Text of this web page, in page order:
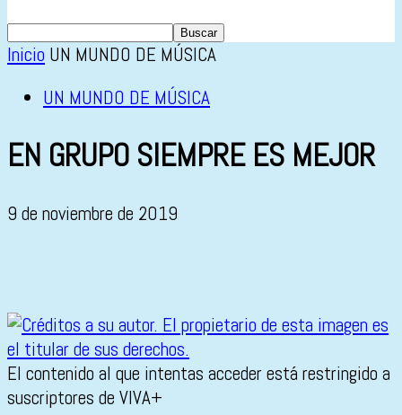
Inicio UN MUNDO DE MÚSICA
UN MUNDO DE MÚSICA
EN GRUPO SIEMPRE ES MEJOR
9 de noviembre de 2019
El contenido al que intentas acceder está restringido a
suscriptores de VIVA+